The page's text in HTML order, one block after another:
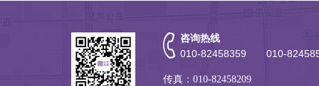
咨询热线
010-82458359 010-
传真：010-82458209